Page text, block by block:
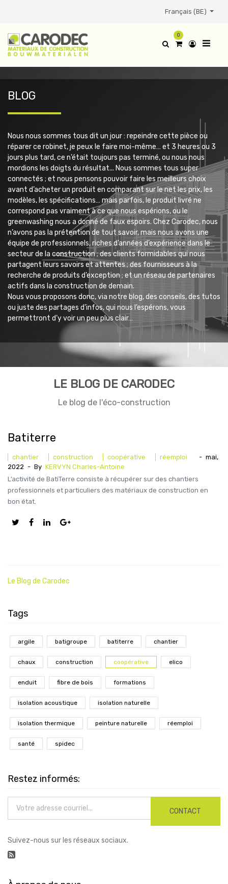
Français (BE)
0
BLOG
Nous nous sommes tous dit un jour : repeindre cette pièce ou
réparer ce robinet, je peux le faire moi-même… et 3 heures ou 3
jours plus tard, ce n’était toujours pas terminé, ou nous nous
mordions les doigts du résultat... Nous sommes tous super
connectés ; et nous pensons pouvoir faire les meilleurs choix
avant d’acheter un produit en comparant sur le net les prix, les
modèles, les spécifications… mais parfois, le produit livré ne
correspond pas vraiment à ce que nous espérions, ou le
greenwashing nous a donné de faux espoirs. Chez Carodec, nous
n’avons pas la prétention de tout savoir, mais nous avons une
équipe de professionnels, riches d’années d’expérience dans le
secteur de la construction ; des clients formidables qui nous
partagent leurs savoirs et attentes ; des fournisseurs à la
recherche de produits d’exception ; et un réseau de partenaires
actifs dans la construction de demain.
Nous vous proposons donc, via notre blog, des conseils, des tutos
ou juste des partages d’infos, qui nous l’espérons, vous
permettront d’y voir un peu plus clair…
LE BLOG DE CARODEC
Le blog de l'éco-construction
Batiterre
chantier construction coopérative réemploi - mai,
2022 - By KERVYN Charles-Antoine
L’activité de BatiTerre consiste à récupérer sur des chantiers
professionnels et particuliers des matériaux de construction en
bon état.
Le Blog de Carodec
Tags
argile batigroupe batiterre chantier
chaux construction coopérative elico
enduit fibre de bois formations
isolation acoustique isolation naturelle
isolation thermique peinture naturelle réemploi
santé spidec
Restez informés:
CONTACT
Suivez-nous sur les réseaux sociaux.